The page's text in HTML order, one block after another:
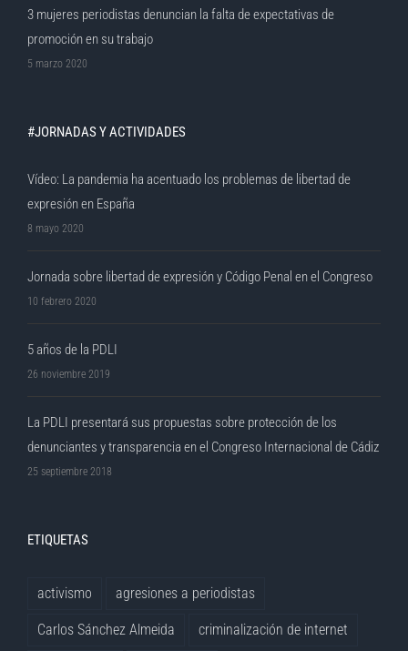
3 mujeres periodistas denuncian la falta de expectativas de
promoción en su trabajo
5 marzo 2020
#JORNADAS Y ACTIVIDADES
Vídeo: La pandemia ha acentuado los problemas de libertad de
expresión en España
8 mayo 2020
Jornada sobre libertad de expresión y Código Penal en el Congreso
10 febrero 2020
5 años de la PDLI
26 noviembre 2019
La PDLI presentará sus propuestas sobre protección de los
denunciantes y transparencia en el Congreso Internacional de Cádiz
25 septiembre 2018
ETIQUETAS
activismo agresiones a periodistas
Carlos Sánchez Almeida criminalización de internet